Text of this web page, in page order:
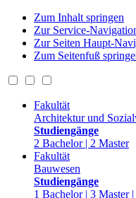
Zum Inhalt springen
Zur Service-
Zur Seiten Haupt-
Zum Seitenfuß
Fakultät
Architektur und
Studiengänge
2 Bachelor | 2 Master
Fakultät
Bauwesen
Studiengänge
1 Bachelor | 3 Master